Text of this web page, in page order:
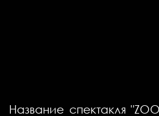
Название спектакля